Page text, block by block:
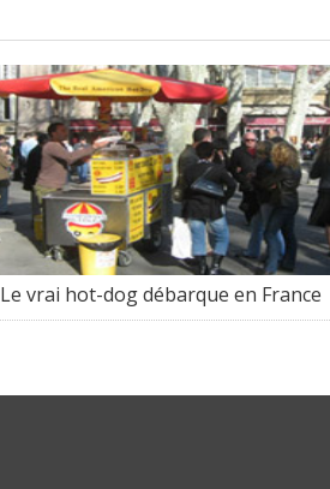
Le vrai hot-dog débarque en France